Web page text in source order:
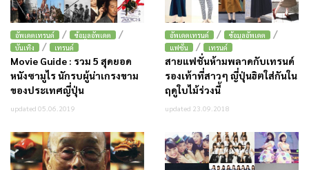
อัพเดตเทรนด์ / ข้อมูลอัพเดต /
บันเทิง / เทรนด์
Movie Guide : รวม 5 สุดยอด
หนังซามูไร นักรบผู้น่าเกรงขาม
ของประเทศญี่ปุ่น
updated 05.06.2019
อัพเดตเทรนด์ / ข้อมูลอัพเดต /
แฟชั่น / เทรนด์
สายแฟชั่นห้ามพลาดกับเทรนด์
รองเท้าที่สาวๆ ญี่ปุ่นฮิตใส่กันใน
ฤดูใบไม้ร่วงนี้
updated 23.09.2018